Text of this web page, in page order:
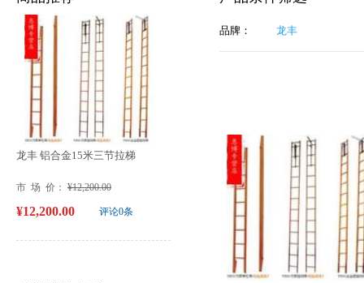
龙丰 铝合金15米三节拉梯
市 场 价： ¥12,200.00
评论0条
¥12,200.00
品牌： 龙丰